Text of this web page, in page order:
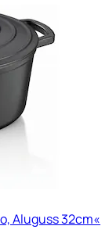
Aluguss 32cm«